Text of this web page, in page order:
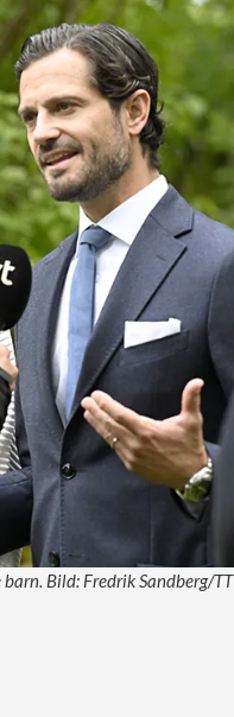
Bild: Fredrik Sandberg/TT